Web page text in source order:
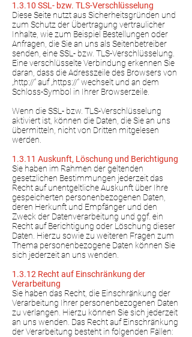
1.3.10 SSL- bzw. TLS-Verschlüsselung
Diese Seite nutzt aus Sicherheitsgründen und
zum Schutz der Übertragung vertraulicher
Inhalte, wie zum Beispiel Bestellungen oder
Anfragen, die Sie an uns als Seitenbetreiber
senden, eine SSL- bzw. TLS-Verschlüsselung.
Eine verschlüsselte Verbindung erkennen Sie
daran, dass die Adresszeile des Browsers von
„http://“ auf „https://“ wechselt und an dem
Schloss-Symbol in Ihrer Browserzeile.
Wenn die SSL- bzw. TLS-Verschlüsselung
aktiviert ist, können die Daten, die Sie an uns
übermitteln, nicht von Dritten mitgelesen
werden.
1.3.11 Auskunft, Löschung und Berichtigung
Sie haben im Rahmen der geltenden
gesetzlichen Bestimmungen jederzeit das
Recht auf unentgeltliche Auskunft über Ihre
gespeicherten personenbezogenen Daten,
deren Herkunft und Empfänger und den
Zweck der Datenverarbeitung und ggf. ein
Recht auf Berichtigung oder Löschung dieser
Daten. Hierzu sowie zu weiteren Fragen zum
Thema personenbezogene Daten können Sie
sich jederzeit an uns wenden.
1.3.12 Recht auf Einschränkung der
Verarbeitung
Sie haben das Recht, die Einschränkung der
Verarbeitung Ihrer personenbezogenen Daten
zu verlangen. Hierzu können Sie sich jederzeit
an uns wenden. Das Recht auf Einschränkung
der Verarbeitung besteht in folgenden Fällen: